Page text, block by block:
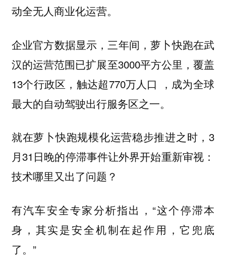
动全无人商业化运营。
企业官方数据显示，三年间，萝卜快跑在武
汉的运营范围已扩展至3000平方公里，覆盖
13个行政区，触达超770万人口 ，成为全球
最大的自动驾驶出行服务区之一。
就在萝卜快跑规模化运营稳步推进之时，3
月31日晚的停滞事件让外界开始重新审视：
技术哪里又出了问题？
有汽车安全专家分析指出，“这个停滞本
身，其实是安全机制在起作用，它兜底
了。”